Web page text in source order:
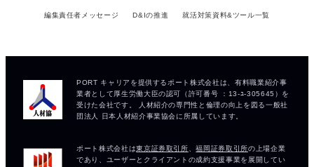
編集責任者メッセージ D&Iの推進 就活対策資料&ツール一覧